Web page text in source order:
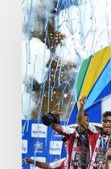
de
Barranquilla
es
bicampeón
de
Liga
Betplay